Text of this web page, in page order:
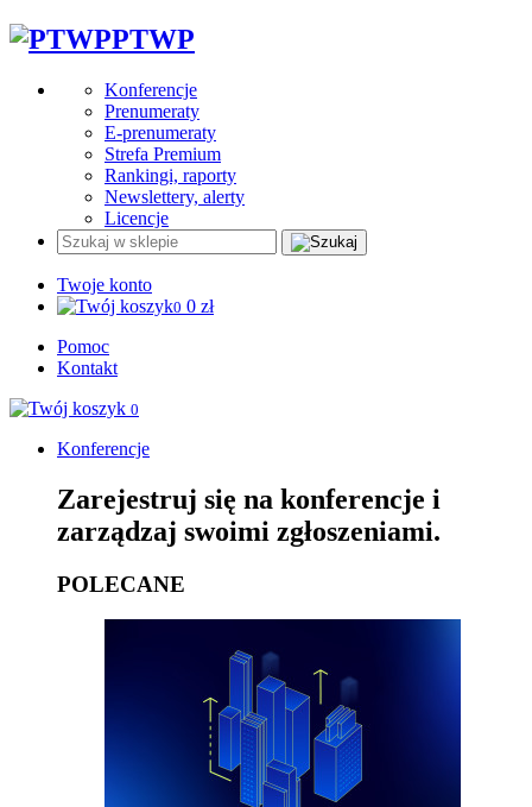
PTWP
Konferencje
Prenumeraty
E-prenumeraty
Strefa Premium
Rankingi, raporty
Newslettery, alerty
Licencje
Twoje konto
0 0 zł
Pomoc
Kontakt
0
Konferencje
Zarejestruj się na konferencje i
zarządzaj swoimi zgłoszeniami.
POLECANE